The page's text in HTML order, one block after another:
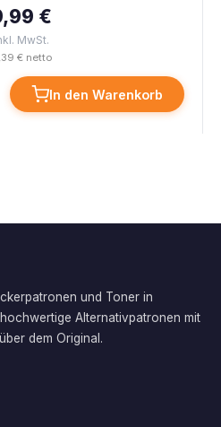
€
MwSt.
€ netto
In den Warenkorb
und Toner in
Alternativpatronen mit
dem Original.